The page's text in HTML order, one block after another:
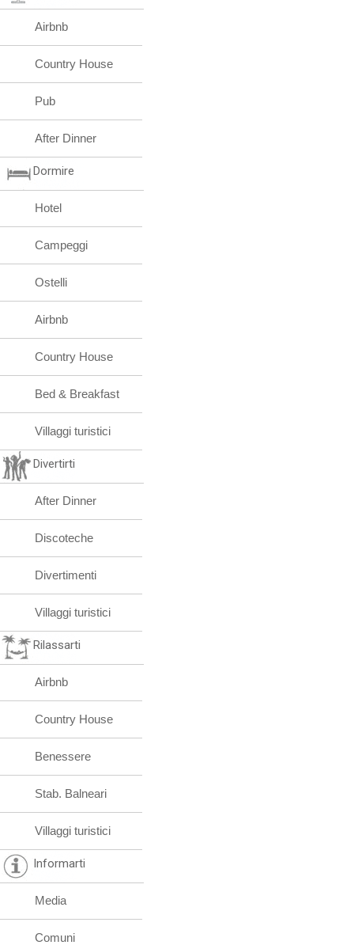
Airbnb
Country House
Pub
After Dinner
Dormire
Hotel
Campeggi
Ostelli
Airbnb
Country House
Bed & Breakfast
Villaggi turistici
Divertirti
After Dinner
Discoteche
Divertimenti
Villaggi turistici
Rilassarti
Airbnb
Country House
Benessere
Stab. Balneari
Villaggi turistici
Informarti
Media
Comuni